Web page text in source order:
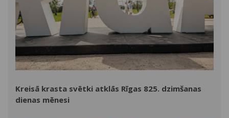
Kreisā krasta svētki atklās Rīgas 825. dzimšanas
dienas mēnesi